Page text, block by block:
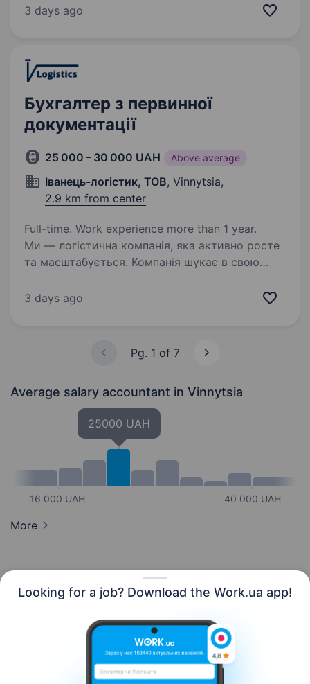
Looking for a job? Download the Work.ua app!
який вже багато років готує кваліфікованих
3 days ago
Бухгалтер з первинної
документації
25 000 – 30 000 UAH Above average
Іванець-логістик, ТОВ, Vinnytsia,
2.9 km from center
Full-time. Work experience more than 1 year.
Ми — логістична компанія, яка активно росте
та масштабується. Компанія шукає в свою
бухгалтера з первинної документації.
3 days ago
Pg. 1 of 7
Average salary accountant in Vinnytsia
16 000 UAH
25000 UAH
40 000 UAH
More